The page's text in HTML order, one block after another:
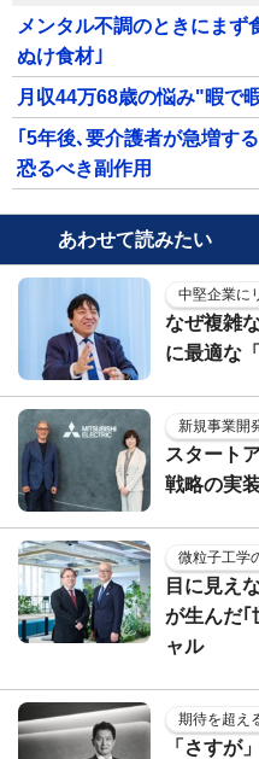
メンタル不調のときにまず
ぬけ食材｣
月収44万68歳の悩み"暇で
｢5年後､要介護者が急増す
恐るべき副作用
あわせて読みたい
中堅企業に
なぜ複雑
に最適な
新規事業開
スタート
戦略の実
微粒子工学
目に見え
が生んだ｢
ャル
期待を超え
「さすが